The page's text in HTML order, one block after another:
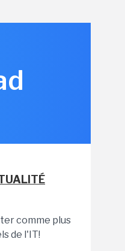
comme plus
de l'IT!